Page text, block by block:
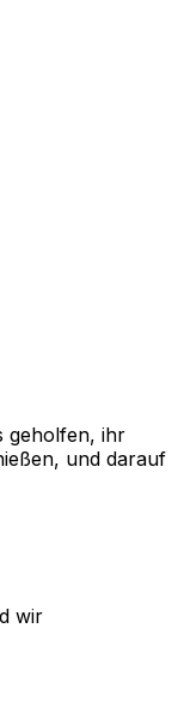
geholfen, ihr
und darauf
wir